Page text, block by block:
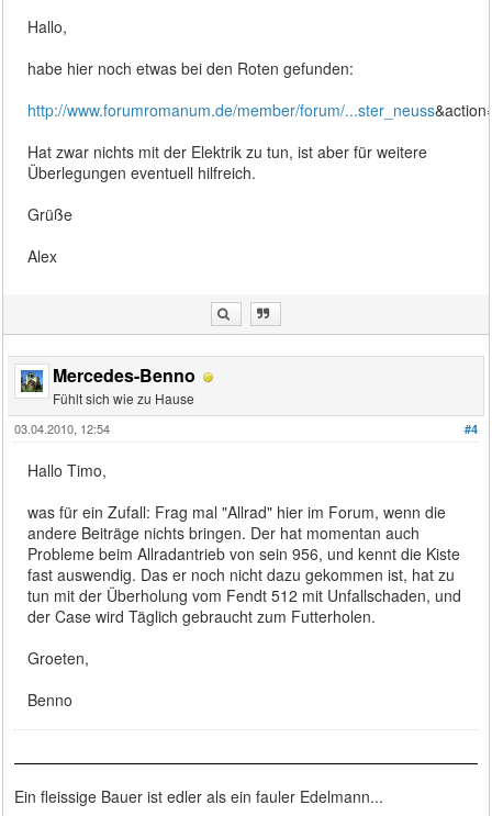
Hallo,
habe hier noch etwas bei den Roten gefunden:
http://www.forumromanum.de/member/forum/...ster_neuss
Hat zwar nichts mit der Elektrik zu tun, ist aber für weitere
Überlegungen eventuell hilfreich.
Grüße
Alex
Mercedes-Benno
Fühlt sich wie zu Hause
#4
03.04.2010, 12:54
Hallo Timo,
was für ein Zufall: Frag mal "Allrad" hier im Forum, wenn die
andere Beiträge nichts bringen. Der hat momentan auch
Probleme beim Allradantrieb von sein 956, und kennt die Kiste
fast auswendig. Das er noch nicht dazu gekommen ist, hat zu
tun mit der Überholung vom Fendt 512 mit Unfallschaden, und
der Case wird Täglich gebraucht zum Futterholen.
Groeten,
Benno
Ein fleissige Bauer ist edler als ein fauler Edelmann...